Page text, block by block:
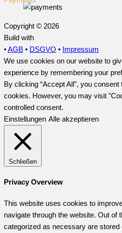
Copyright © 2026
Build with
•AGB • DSGVO • Impressum
We use cookies on our website to
experience by remembering your
By clicking “Accept All”, you consent
cookies. However, you may visit
controlled consent.
Einstellungen Alle akzeptieren
Schließen
Privacy Overview
This website uses cookies to
navigate through the website. Out of
categorized as necessary are